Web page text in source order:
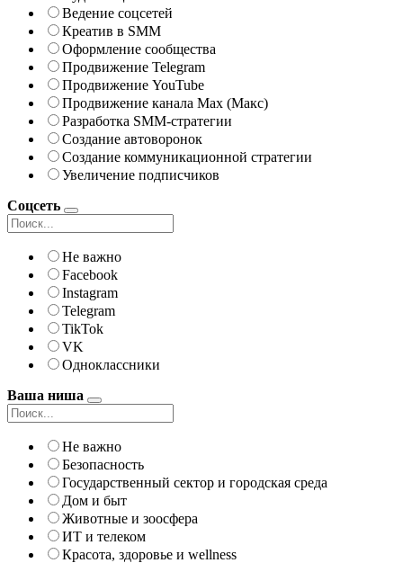
Ведение соцсетей
Креатив в SMM
Оформление сообщества
Продвижение Telegram
Продвижение YouTube
Продвижение канала Max (Макс)
Разработка SMM-стратегии
Создание автоворонок
Создание коммуникационной стратегии
Увеличение подписчиков
Соцсеть
Не важно
Facebook
Instagram
Telegram
TikTok
VK
Одноклассники
Ваша ниша
Не важно
Безопасность
Государственный сектор и городская среда
Дом и быт
Животные и зоосфера
ИТ и телеком
Красота, здоровье и wellness